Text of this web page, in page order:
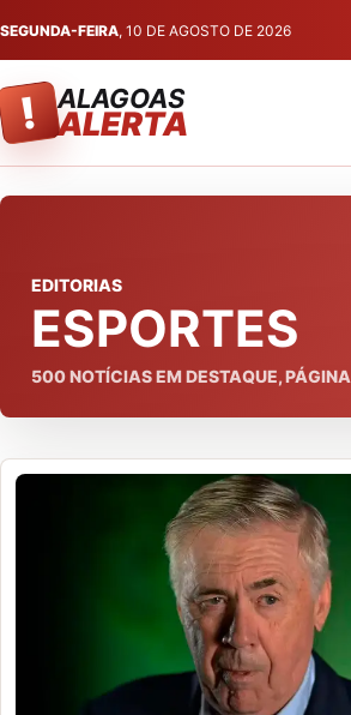
SEGUNDA-FEIRA, 10 DE AGOSTO DE 2026
! ALAGOAS
ALERTA
EDITORIAS
ESPORTES
500NOTÍCIAS EM DESTAQUE, PÁGINA